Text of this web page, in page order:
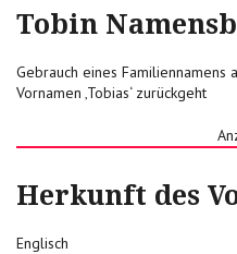
Tobin
Gebrauch eines Familiennamens
Vornamen ‚Tobias‘ zurückgeht
Herkunft des
Englisch